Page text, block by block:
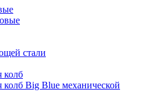
стали
колб
Big Blue механической